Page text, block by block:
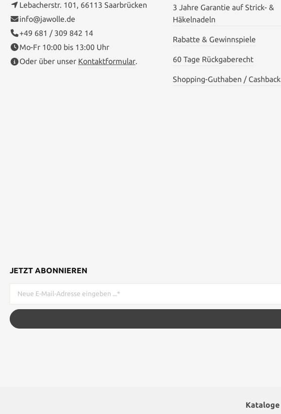
Lebacherstr. 101, 66113 Saarbrücken
info@jawolle.de
+49 681 / 309 842 14
Mo-Fr 10:00 bis 13:00 Uhr
Oder über unser Kontaktformular.
3 Jahre Garantie auf Strick- &
Häkelnadeln
Rabatte & Gewinnspiele
60 Tage Rückgaberecht
Shopping-Guthaben / Cashback
JETZT ABONNIEREN
Kataloge